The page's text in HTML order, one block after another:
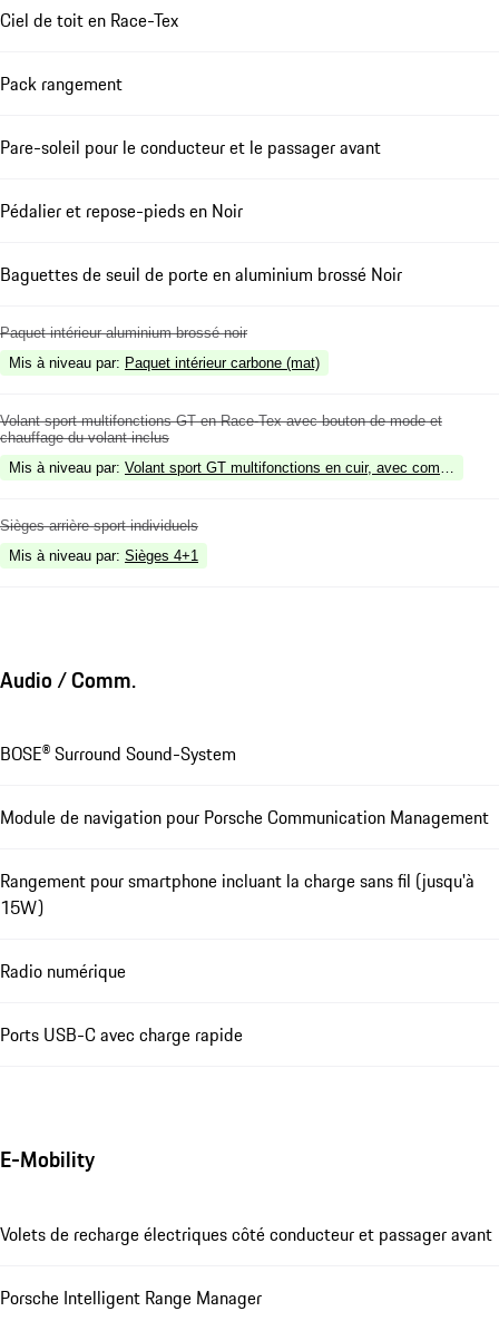
Ciel de toit en Race-Tex
Pack rangement
Pare-soleil pour le conducteur et le passager avant
Pédalier et repose-pieds en Noir
Baguettes de seuil de porte en aluminium brossé Noir
Paquet intérieur aluminium brossé noir
Mis à niveau par: Paquet intérieur carbone (mat)
Volant sport multifonctions GT en Race-Tex avec bouton de mode et
chauffage du volant inclus
Mis à niveau par: Volant sport GT multifonctions en cuir, avec
Sièges arrière sport individuels
Mis à niveau par: Sièges 4+1
Audio / Comm.
BOSE® Surround Sound-System
Module de navigation pour Porsche Communication Management
Rangement pour smartphone incluant la charge sans fil (jusqu'à
15W)
Radio numérique
Ports USB-C avec charge rapide
E-Mobility
Volets de recharge électriques côté conducteur et passager avant
Porsche Intelligent Range Manager